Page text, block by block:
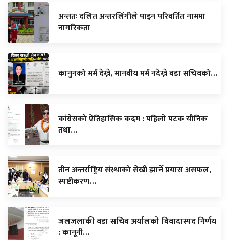
अन्ततः दलित अन्तरलिंगीले पाइन परिवर्तित नाममा
नागरिकता
कानुनको मर्म देख्ने, मानवीय मर्म नदेख्ने वडा सचिवको…
कांग्रेसको ऐतिहासिक कदम : पहिलो पटक यौनिक
तथा…
तीन अन्तर्राष्ट्रिय संस्थाको सेखी झार्ने प्रयास असफल,
स्पष्टीकरण…
जलजलाकी वडा सचिव अर्यालको विवादास्पद निर्णय
: कानूनी…